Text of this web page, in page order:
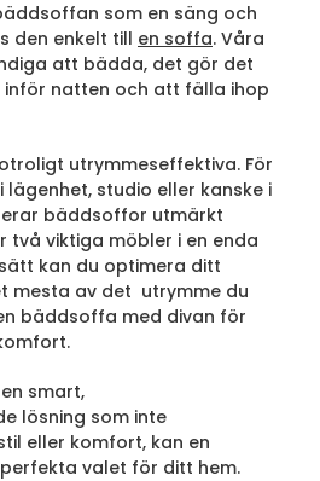
som en säng och
den enkelt till en soffa. Våra
att bädda, det gör det
natten och att fälla ihop
utrymmeseffektiva. För
lägenhet, studio eller kanske i
bäddsoffor utmärkt
två viktiga möbler i en enda
kan du optimera ditt
mesta av det utrymme du
bäddsoffa med divan för
smart,
lösning som inte
eller komfort, kan en
valet för ditt hem.